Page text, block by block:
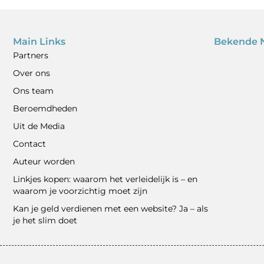
Main Links
Partners
Over ons
Ons team
Beroemdheden
Uit de Media
Contact
Auteur worden
Linkjes kopen: waarom het verleidelijk is – en
waarom je voorzichtig moet zijn
Kan je geld verdienen met een website? Ja – als
je het slim doet
Bekende